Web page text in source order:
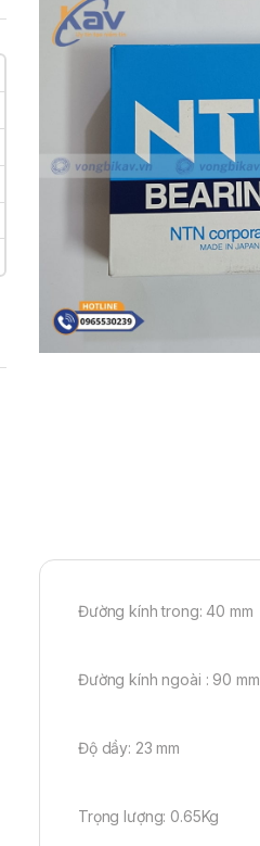
Đường kính trong: 40 mm
Đường kính ngoài : 90 mm
Độ dầy: 23 mm
Trọng lượng: 0.65Kg